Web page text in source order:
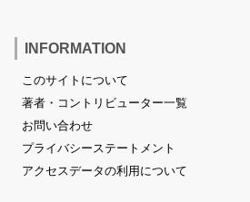
INFORMATION
このサイトについて
著者・コントリビューター一覧
お問い合わせ
プライバシーステートメント
アクセスデータの利用について